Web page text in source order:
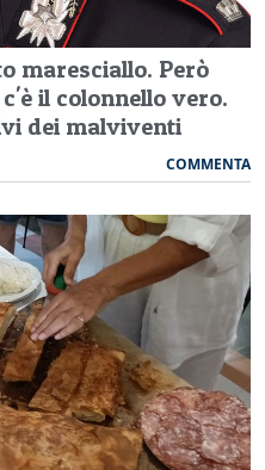
maresciallo. Però
il colonnello vero.
dei malviventi
COMMENTA